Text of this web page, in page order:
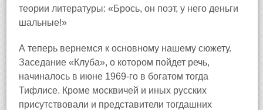
теории литературы: «Брось, он поэт, у него деньги
шальные!»
А теперь вернемся к основному нашему сюжету.
Заседание «Клуба», о котором пойдет речь,
начиналось в июне 1969‑го в богатом тогда
Тифлисе. Кроме москвичей и иных русских
присутствовали и представители тогдашних